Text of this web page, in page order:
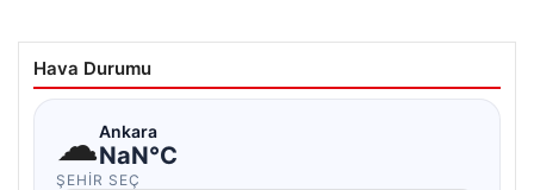
Hava Durumu
☁Ankara
NaN°C
ŞEHIR SEÇ